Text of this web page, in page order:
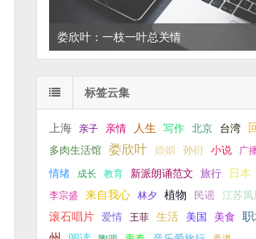
左叔：一生中还有多少个你
标签云集
上海 亲子 亲情 人生 写作 北京 台湾
多肉生活馆 娄欣叶 婚姻 孙衍 小说 广
情绪 成长 教育 新派朗诵范文 旅行 日本
李宗盛 来自我心 林夕 植物 民谣
江苏凤
滚石唱片
爱情 王菲 生活 美国 美食